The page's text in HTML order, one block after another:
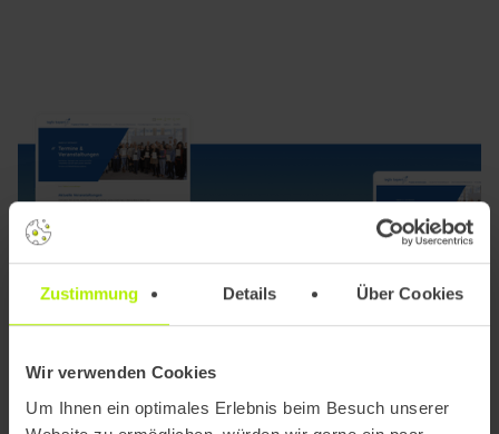
Zustimmung Details Über Cookies
Wir verwenden Cookies
Um Ihnen ein optimales Erlebnis beim Besuch unserer